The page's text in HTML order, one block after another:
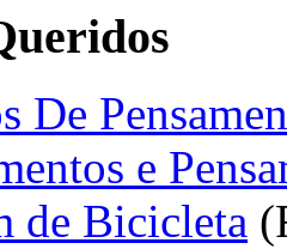
De
e
de Bicicleta